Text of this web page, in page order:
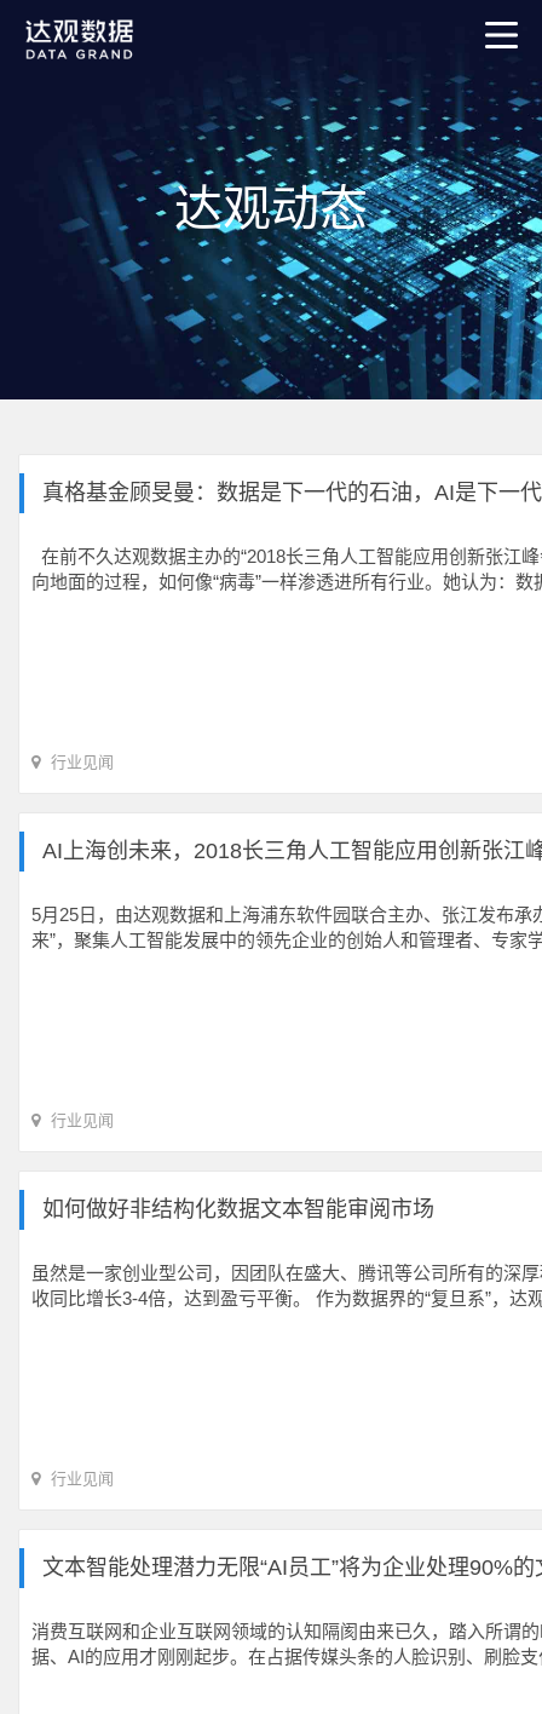
达观动态
真格基金顾旻曼：数据是下一代的石油，AI是下一
在前不久达观数据主办的“2018长三角人工智能应用创新张江
向地面的过程，如何像“病毒”一样渗透进所有行业。她认为：
行业见闻
AI上海创未来，2018长三角人工智能应用创新张江
5月25日，由达观数据和上海浦东软件园联合主办、张江发布
来”，聚集人工智能发展中的领先企业的创始人和管理者、专
行业见闻
如何做好非结构化数据文本智能审阅市场
虽然是一家创业型公司，因团队在盛大、腾讯等公司所有的深
收同比增长3-4倍，达到盈亏平衡。 作为数据界的“复旦系”，
行业见闻
文本智能处理潜力无限“AI员工”将为企业处理90%
消费互联网和企业互联网领域的认知隔阂由来已久，踏入所谓
据、AI的应用才刚刚起步。在占据传媒头条的人脸识别、刷脸